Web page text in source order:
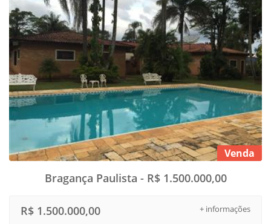
Venda
Bragança Paulista - R$ 1.500.000,00
+ informações
R$ 1.500.000,00